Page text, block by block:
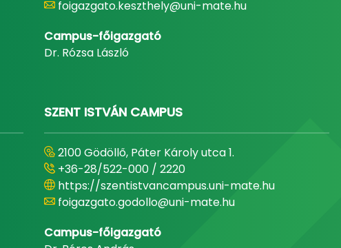
foigazgato.keszthely@uni-mate.hu
Campus-főigazgató
Dr. Rózsa László
SZENT ISTVÁN CAMPUS
2100 Gödöllő, Páter Károly utca 1.
+36-28/522-000 / 2220
https://szentistvancampus.uni-mate.hu
foigazgato.godollo@uni-mate.hu
Campus-főigazgató